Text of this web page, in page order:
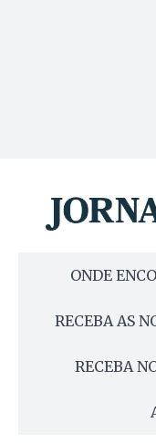
ONDE
RECEBA AS
RECEBA